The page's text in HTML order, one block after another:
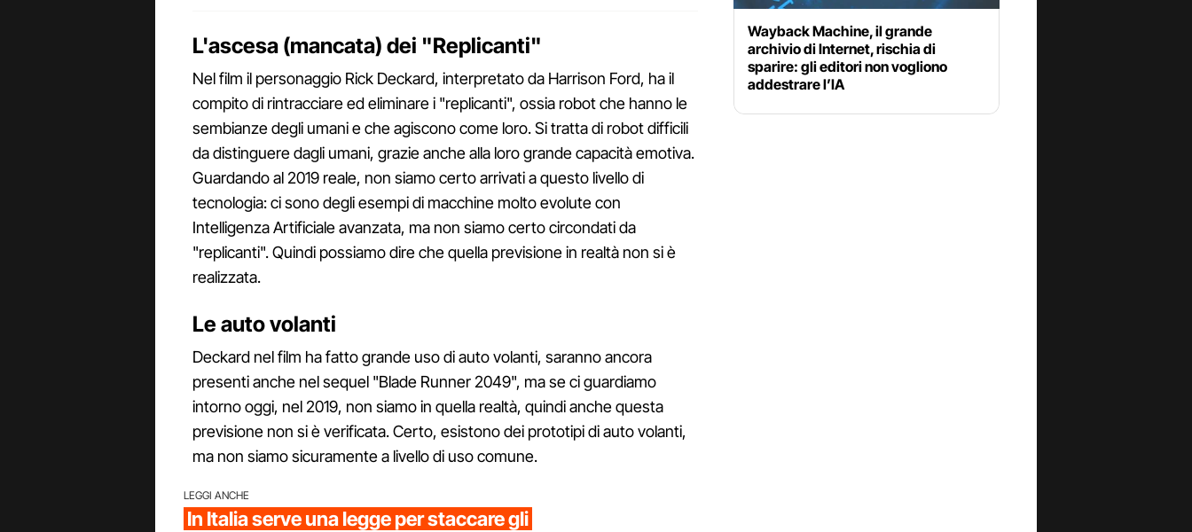
L'ascesa (mancata) dei "Replicanti"
Nel film il personaggio Rick Deckard, interpretato da Harrison Ford, ha il
compito di rintracciare ed eliminare i "replicanti", ossia robot che hanno le
sembianze degli umani e che agiscono come loro. Si tratta di robot difficili
da distinguere dagli umani, grazie anche alla loro grande capacità emotiva.
Guardando al 2019 reale, non siamo certo arrivati a questo livello di
tecnologia: ci sono degli esempi di macchine molto evolute con
Intelligenza Artificiale avanzata, ma non siamo certo circondati da
"replicanti". Quindi possiamo dire che quella previsione in realtà non si è
realizzata.
Le auto volanti
Deckard nel film ha fatto grande uso di auto volanti, saranno ancora
presenti anche nel sequel "Blade Runner 2049", ma se ci guardiamo
intorno oggi, nel 2019, non siamo in quella realtà, quindi anche questa
previsione non si è verificata. Certo, esistono dei prototipi di auto volanti,
ma non siamo sicuramente a livello di uso comune.
LEGGI ANCHE
In Italia serve una legge per staccare gli
Wayback Machine, il grande
archivio di Internet, rischia di
sparire: gli editori non vogliono
addestrare l’IA